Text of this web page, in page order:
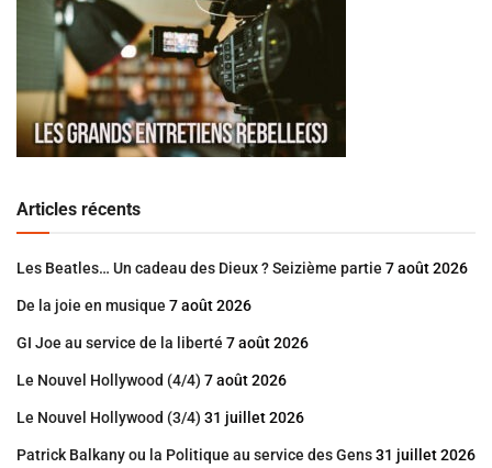
Articles récents
Les Beatles… Un cadeau des Dieux ? Seizième partie 7 août 2026
De la joie en musique 7 août 2026
GI Joe au service de la liberté 7 août 2026
Le Nouvel Hollywood (4/4) 7 août 2026
Le Nouvel Hollywood (3/4) 31 juillet 2026
Patrick Balkany ou la Politique au service des Gens31 juillet 2026